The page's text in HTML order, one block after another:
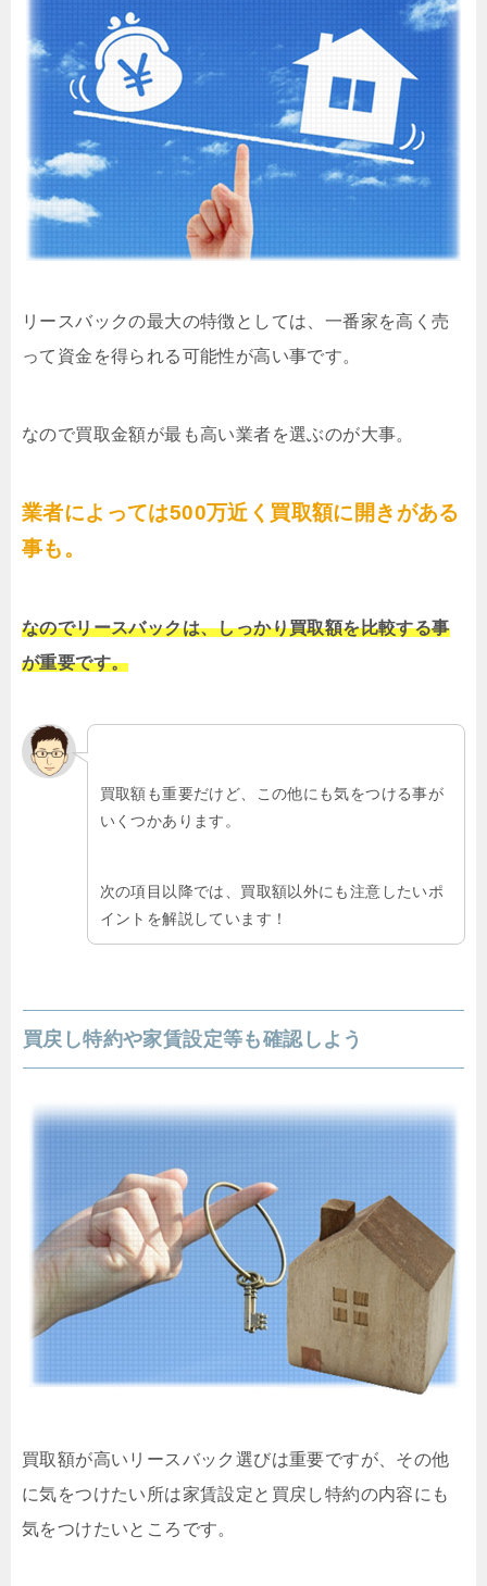
リースバックの最大の特徴としては、一番家を高く売
って資金を得られる可能性が高い事です。
なので買取金額が最も高い業者を選ぶのが大事。
業者によっては500万近く買取額に開きがある
事も。
なのでリースバックは、しっかり買取額を比較する事
が重要です。
買取額も重要だけど、この他にも気をつける事が
いくつかあります。
次の項目以降では、買取額以外にも注意したいポ
イントを解説しています！
買戻し特約や家賃設定等も確認しよう
買取額が高いリースバック選びは重要ですが、その他
に気をつけたい所は家賃設定と買戻し特約の内容にも
気をつけたいところです。